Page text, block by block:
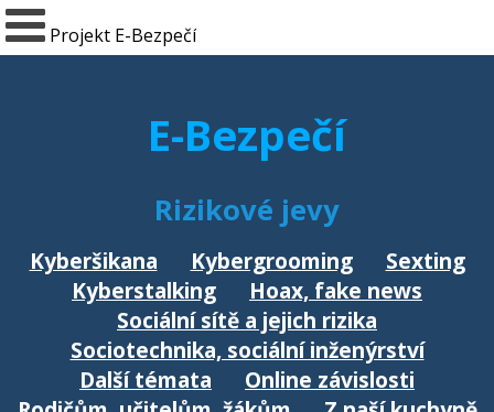
Projekt E-Bezpečí
E-Bezpečí
Rizikové jevy
Kyberšikana Kybergrooming
Sexting
Kyberstalking
Hoax, fake news
Sociální sítě a jejich rizika
Sociotechnika, sociální inženýrství
Další témata
Online závislosti